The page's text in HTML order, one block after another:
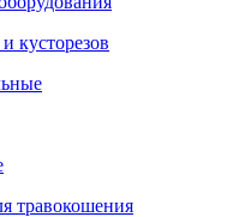
кусторезов
травокошения